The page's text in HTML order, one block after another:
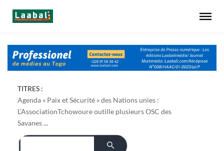
TITRES :
Agenda « Paix et Sécurité » des Nations unies :
L’AssociationTchowoure outille plusieurs OSC des
Savanes ...